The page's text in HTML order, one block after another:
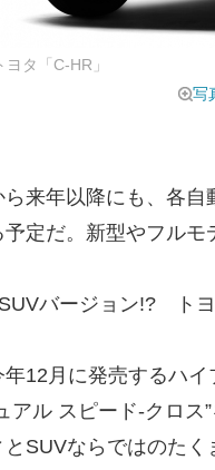
ヨタ「C-HR」
写
来年以降にも、各自
定だ。新型やフルモ
バージョン!? ト
12月に発売するハイ
アル スピード-クロ
SUVならではのたく